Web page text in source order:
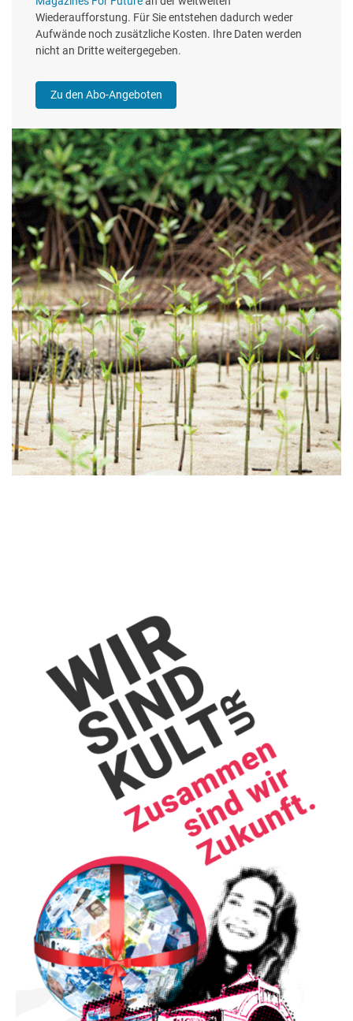
Wiederaufforstung. Für Sie entstehen dadurch weder
Aufwände noch zusätzliche Kosten. Ihre Daten werden
nicht an Dritte weitergegeben.
Zu den Abo-Angeboten